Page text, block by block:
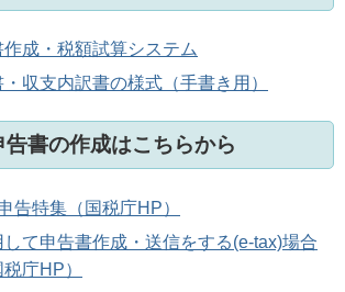
成・税額試算システム
収支内訳書の様式（手書き用）
書の作成はこちらから
告特集（国税庁HP）
て申告書作成・送信をする(e-tax)場合
庁HP）